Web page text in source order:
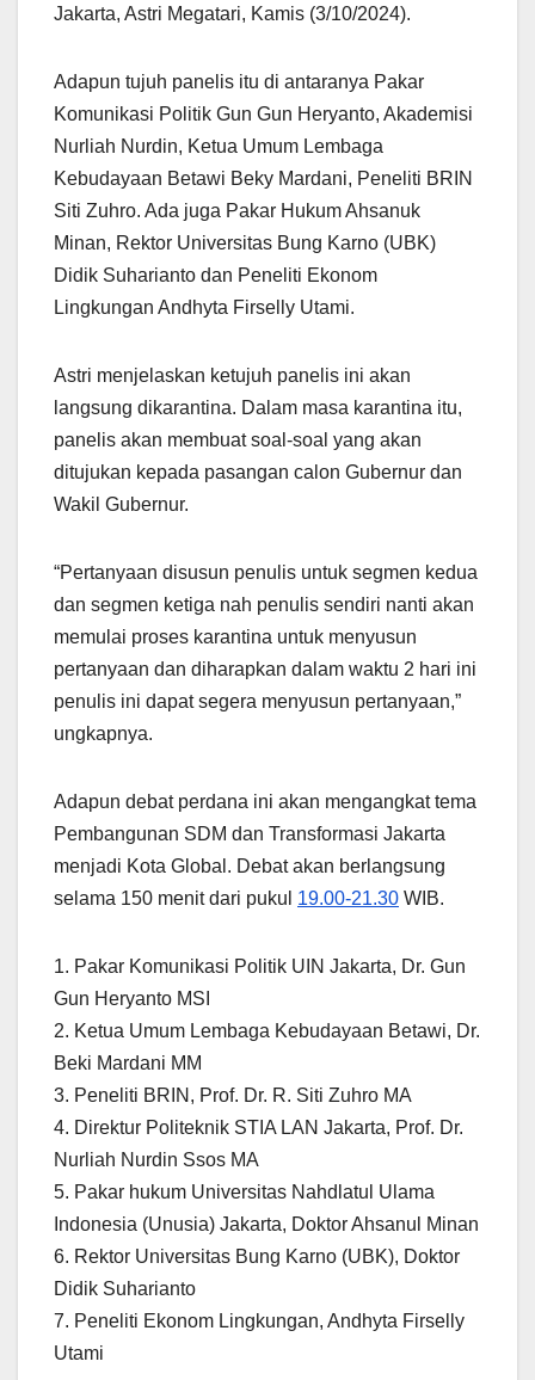
Jakarta, Astri Megatari, Kamis (3/10/2024).
Adapun tujuh panelis itu di antaranya Pakar
Komunikasi Politik Gun Gun Heryanto, Akademisi
Nurliah Nurdin, Ketua Umum Lembaga
Kebudayaan Betawi Beky Mardani, Peneliti BRIN
Siti Zuhro. Ada juga Pakar Hukum Ahsanuk
Minan, Rektor Universitas Bung Karno (UBK)
Didik Suharianto dan Peneliti Ekonom
Lingkungan Andhyta Firselly Utami.
Astri menjelaskan ketujuh panelis ini akan
langsung dikarantina. Dalam masa karantina itu,
panelis akan membuat soal-soal yang akan
ditujukan kepada pasangan calon Gubernur dan
Wakil Gubernur.
“Pertanyaan disusun penulis untuk segmen kedua
dan segmen ketiga nah penulis sendiri nanti akan
memulai proses karantina untuk menyusun
pertanyaan dan diharapkan dalam waktu 2 hari ini
penulis ini dapat segera menyusun pertanyaan,”
ungkapnya.
Adapun debat perdana ini akan mengangkat tema
Pembangunan SDM dan Transformasi Jakarta
menjadi Kota Global. Debat akan berlangsung
selama 150 menit dari pukul 19.00-21.30 WIB.
1. Pakar Komunikasi Politik UIN Jakarta, Dr. Gun
Gun Heryanto MSI
2. Ketua Umum Lembaga Kebudayaan Betawi, Dr.
Beki Mardani MM
3. Peneliti BRIN, Prof. Dr. R. Siti Zuhro MA
4. Direktur Politeknik STIA LAN Jakarta, Prof. Dr.
Nurliah Nurdin Ssos MA
5. Pakar hukum Universitas Nahdlatul Ulama
Indonesia (Unusia) Jakarta, Doktor Ahsanul Minan
6. Rektor Universitas Bung Karno (UBK), Doktor
Didik Suharianto
7. Peneliti Ekonom Lingkungan, Andhyta Firselly
Utami